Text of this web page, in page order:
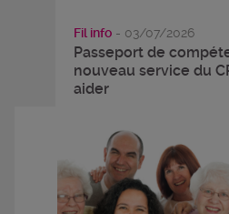
Fil info - 03/07/2026
Passeport de
nouveau service du
aider